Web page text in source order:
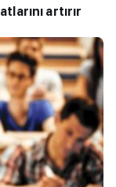
artırır